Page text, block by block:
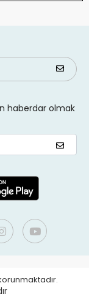
haberdar olmak